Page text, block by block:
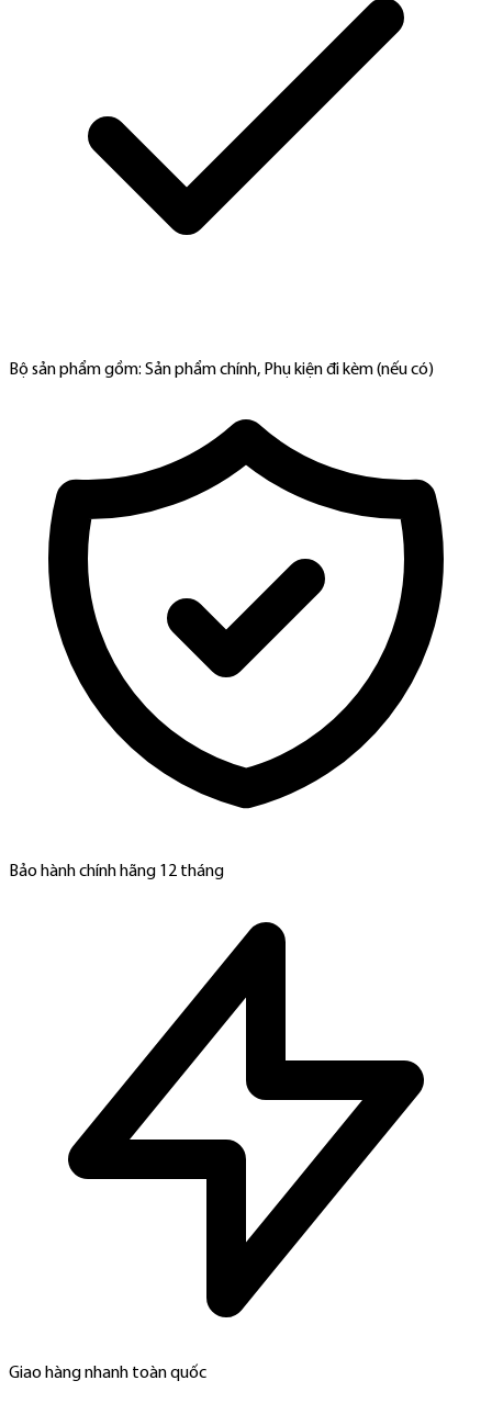
Bộ sản phẩm gồm: Sản phẩm chính, Phụ kiện đi kèm (nếu có)
Bảo hành chính hãng 12 tháng
Giao hàng nhanh toàn quốc